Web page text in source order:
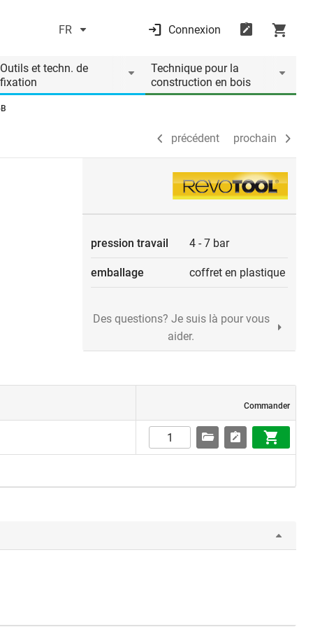
FR Connexion
Outils et techn. de
fixation
Technique pour la
construction en bois
précédent prochain
précédent prochain
pression travail 4 - 7 bar
emballage coffret en plastique
Des questions? Je suis là pour vous
aider.
Commander